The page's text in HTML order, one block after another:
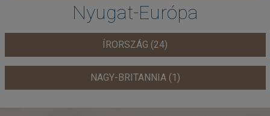
Nyugat-Európa
ÍRORSZÁG (24)
NAGY-BRITANNIA (1)